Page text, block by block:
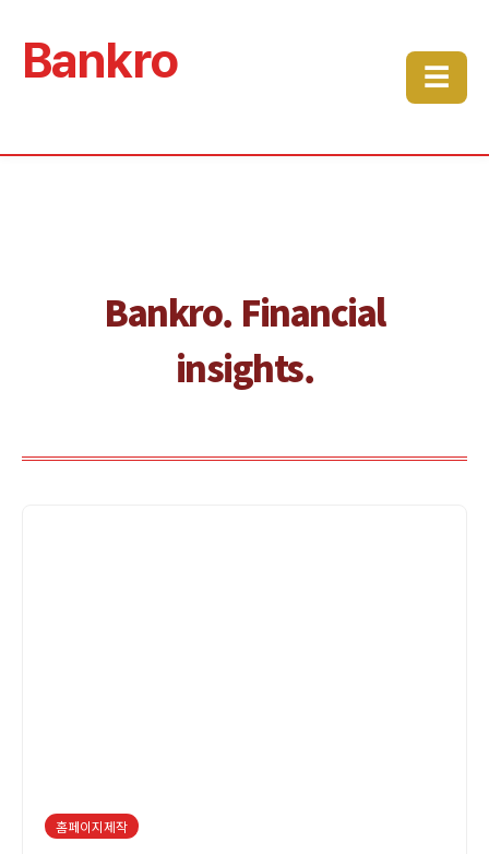
Bankro ☰
Bankro. Financial
insights.
홈페이지제작